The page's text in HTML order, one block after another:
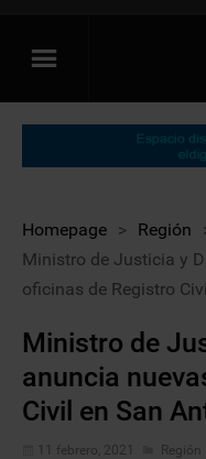
Homepage > Región
Ministro de Justicia y
oficinas de Registro
Ministro de
anuncia
Civil en San
11 febrero, 2021 Región